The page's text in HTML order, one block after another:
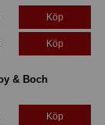
Köp
Köp
& Boch
Köp